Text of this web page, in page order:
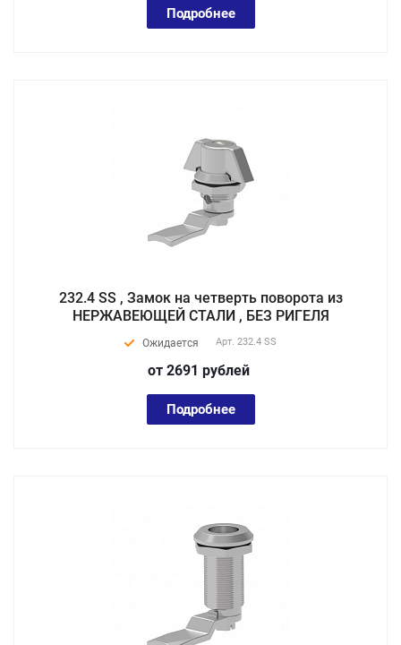
Подробнее
232.4 SS , Замок на четверть поворота из
НЕРЖАВЕЮЩЕЙ СТАЛИ , БЕЗ РИГЕЛЯ
Ожидается Арт. 232.4 SS
от 2691 рублей
Подробнее